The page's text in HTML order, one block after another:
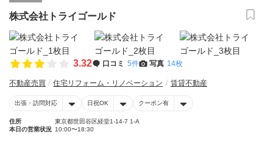
株式会社トライゴールド
3.32 口コミ 5件 写真 14枚
不動産売買 住宅リフォーム・リノベーション 賃貸不動産
出張・訪問対応 日祝OK クーポン有
住所
東京都世田谷区経堂1-14-7 1-A
本日の営業状況 10:00〜18:30